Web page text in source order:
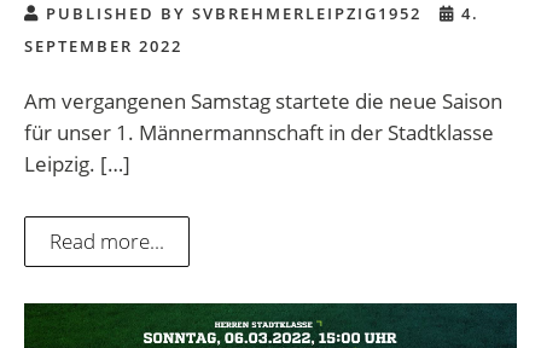
PUBLISHED BY SVBREHMERLEIPZIG1952
4.
SEPTEMBER 2022
Am vergangenen Samstag startete die neue Saison
für unser 1. Männermannschaft in der Stadtklasse
Leipzig. […]
Read more...